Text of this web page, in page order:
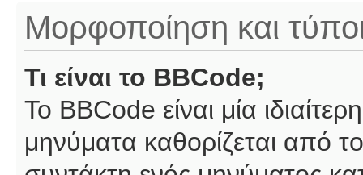
Μορφοποίηση και
Τι είναι το BBCode;
Το BBCode είναι μία
μηνύματα καθορίζεται από